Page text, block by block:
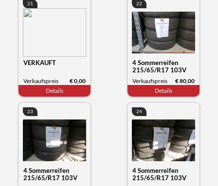
21
VERKAUFT
Verkaufspreis
€ 0,00
Details
22
4 Sommerreifen
215/65/R17 103V
XL, Michelin Primacy,
Datum 12/23
Verkaufspreis
€ 80,00
Details
23
4 Sommerreifen
215/65/R17 103V
24
4 Sommerreifen
215/65/R17 103V